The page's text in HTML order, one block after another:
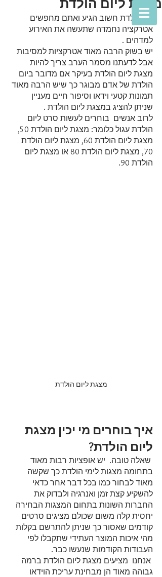
מצגת ליום הולדת
יום הולדת חשוב הגיע ואתם מחפשים
אטרקציה נחמדה שתעשה את האירוע
למדהים .
יש בשוק הרבה מאוד אטרקציות למסיבות
אבל לדעתנו מסמר הערב צריך להיות
מצגת ליום הולדת בעיקר אם מדובר ביום
הולדת של אדם מבוגר כך שיש הרבה מאוד
תמונות קטעי וידאו וסיפור חיים מעניין
שניתן להציג במצגת ליום הולדת .
לרוב אנשים  בוחרים לעשות סרט ליום
הולדת עגול כלומר: מצגת ליום הולדת 50,
מצגת ליום הולדת 60, מצגת ליום הולדת
70, מצגת ליום הולדת 80 או מצגת ליום
הולדת 90.
מצגת ליום הולדת
איך בוחרים מי יכין מצגת
ליום הולדת?
שאלה טובה.  יש אופציות רבות מאוד
בתחומה מצגות לימי הולדת כך שקשה
מאוד לבחור כמו בכל דבר אחר כדאי
להשקיע קצת זמן ואנרגיה ולבדוק את
החברות השונות בתחום המצגות הבחירה
יחסית קלה משום שכולם מציגים סרטים
קודמים שאסור כך שניתן להתרשם בקלות
מהי איכות המוצר העתידי שתקבלו לפי
העבודות הקודמות שנעשו כבר.
אנחנו  מציעים מצגת ליום הולדת ברמה
גבוהה מאוד הן מבחינת עריכת הוידאו